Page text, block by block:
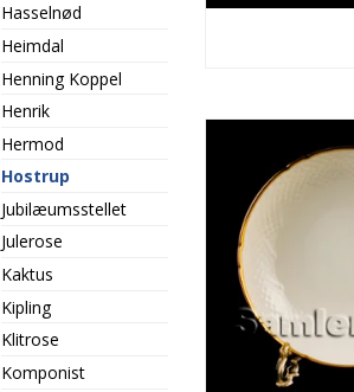
Hasselnød
Heimdal
Henning Koppel
Henrik
Hermod
Hostrup
Jubilæumsstellet
Julerose
Kaktus
Kipling
Klitrose
Komponist